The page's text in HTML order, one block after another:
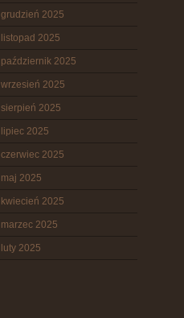
grudzień 2025
listopad 2025
październik 2025
wrzesień 2025
sierpień 2025
lipiec 2025
czerwiec 2025
maj 2025
kwiecień 2025
marzec 2025
luty 2025